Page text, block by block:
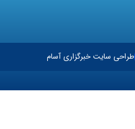
طراحی سایت خبرگزاری آسام